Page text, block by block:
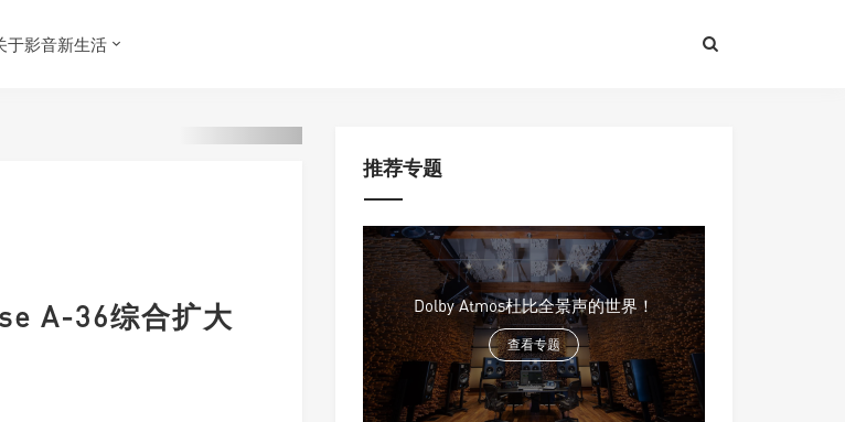
于影音新生活
A-36综合扩大
推荐专题
Dolby Atmos杜比全景声的世界！
查看专题